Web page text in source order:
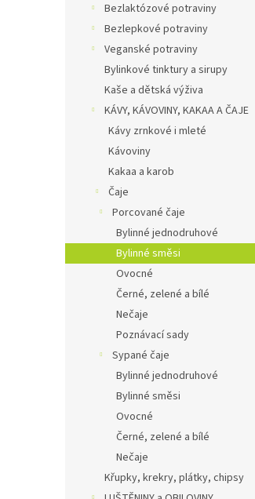
Bezlaktózové potraviny
Bezlepkové potraviny
Veganské potraviny
Bylinkové tinktury a sirupy
Kaše a dětská výživa
KÁVY, KÁVOVINY, KAKAA A ČAJE
Kávy zrnkové i mleté
Kávoviny
Kakaa a karob
Čaje
Porcované čaje
Bylinné jednodruhové
Bylinné směsi
Ovocné
Černé, zelené a bílé
Nečaje
Poznávací sady
Sypané čaje
Bylinné jednodruhové
Bylinné směsi
Ovocné
Černé, zelené a bílé
Nečaje
Křupky, krekry, plátky, chipsy